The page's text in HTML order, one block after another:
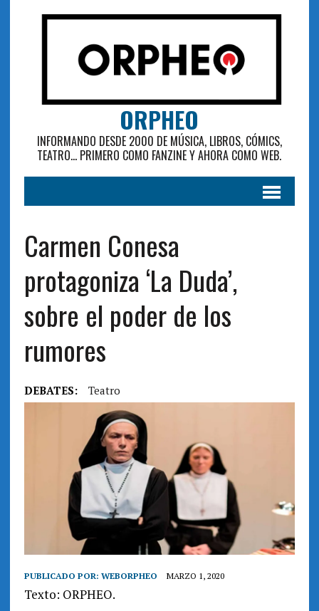
ORPHEO
INFORMANDO DESDE 2000 DE MÚSICA, LIBROS, CÓMICS,
TEATRO... PRIMERO COMO FANZINE Y AHORA COMO WEB.
Carmen Conesa
protagoniza ‘La Duda’,
sobre el poder de los
rumores
DEBATES: Teatro
PUBLICADO POR: WEBORPHEO MARZO 1, 2020
Texto: ORPHEO.